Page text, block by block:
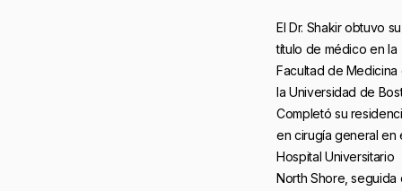
El Dr. Shakir obtuvo su
título de médico en la
Facultad de Medicina
la Universidad de
Completó su
en cirugía general en
Hospital Universitario
North Shore, seguida